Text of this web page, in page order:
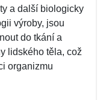
a další biologicky
výroby, jsou
do tkání a
lidského těla, což
organizmu